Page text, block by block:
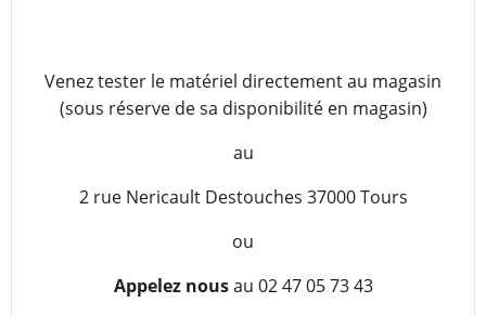
Venez tester le matériel directement au magasin
(sous réserve de sa disponibilité en magasin)
au
2 rue Nericault Destouches 37000 Tours
ou
Appelez nousau 02 47 05 73 43